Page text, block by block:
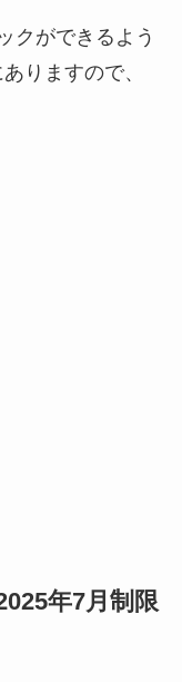
クができるよう
りますので、
年7月制限